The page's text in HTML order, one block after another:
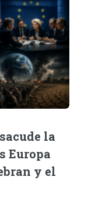
la
Europa
y el